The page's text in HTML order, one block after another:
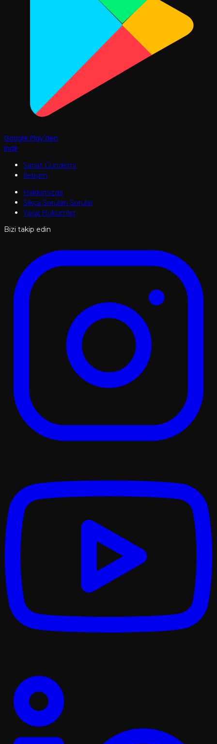
Google Play'den
İndir
Sanat Gündemi
İletişim
Hakkımızda
Sıkça Sorulan Sorular
Yasal Hükümler
Bizi takip edin